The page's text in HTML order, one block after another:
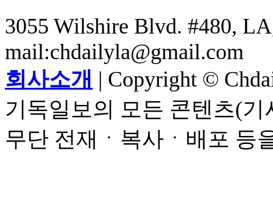
3055 Wilshire Blvd. #480,
mail:chdailyla@gmail.com
회사소개 | Copyright ©
기독일보의 모든 콘텐츠(
무단 전재ㆍ복사ㆍ배포 등